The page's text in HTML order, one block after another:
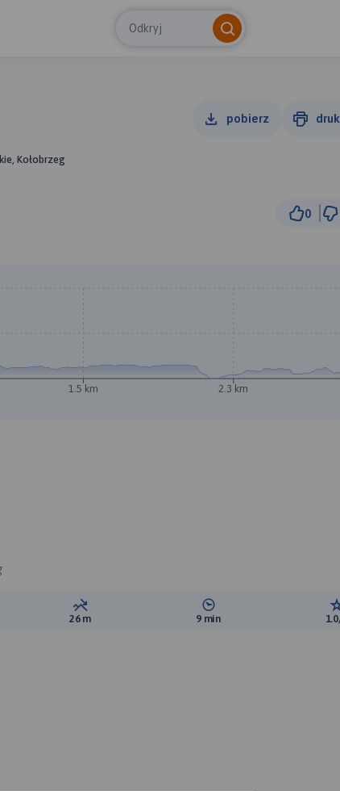
Odkryj
pobierz
Kołobrzeg
0
1.5 km 2.3 km
Suma spadków:
26 m Średni czas potrzebny na
9 min